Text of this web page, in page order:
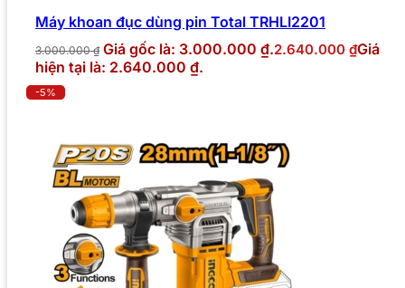
Máy khoan đục dùng pin Total TRHLI2201
3.000.000₫ Giá gốc là: 3.000.000 ₫.2.640.000 ₫Giá
hiện tại là: 2.640.000 ₫.
-5%